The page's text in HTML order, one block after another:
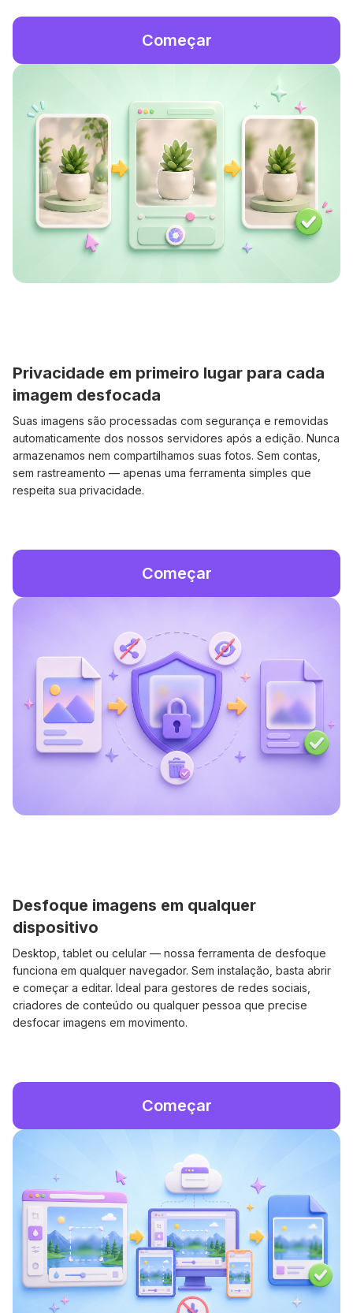
Começar
Privacidade em primeiro lugar para cada
imagem desfocada
Suas imagens são processadas com segurança e removidas
automaticamente dos nossos servidores após a edição. Nunca
armazenamos nem compartilhamos suas fotos. Sem contas,
sem rastreamento — apenas uma ferramenta simples que
respeita sua privacidade.
Começar
Desfoque imagens em qualquer
dispositivo
Desktop, tablet ou celular — nossa ferramenta de desfoque
funciona em qualquer navegador. Sem instalação, basta abrir
e começar a editar. Ideal para gestores de redes sociais,
criadores de conteúdo ou qualquer pessoa que precise
desfocar imagens em movimento.
Começar